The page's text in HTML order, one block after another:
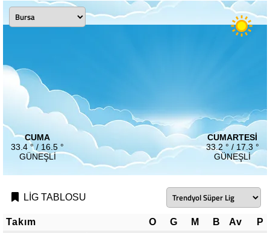
CUMA
33.4 ° / 16.5 °
GÜNEŞLI
CUMARTESI
33.2 ° / 17.3 °
GÜNEŞLI
LİG TABLOSU
Takım O G M B Av
P